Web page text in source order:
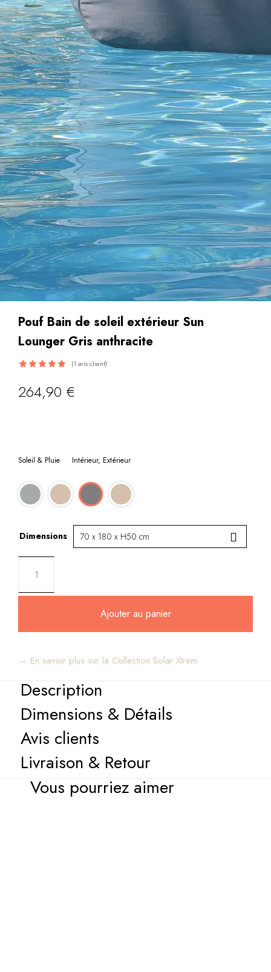
Pouf Bain de soleil extérieur Sun
Lounger Gris anthracite
sur 5 basé
(1 avis client)
264,90 €
Soleil & Pluie Intérieur, Extérieur
Dimensions
Ajouter au panier
→ En savoir plus sur la Collection Solar Xtrem
Description
Dimensions & Détails
Avis clients
Livraison & Retour
Vous pourriez aimer